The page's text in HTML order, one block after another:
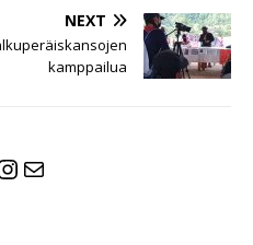
NEXT
kamppailua